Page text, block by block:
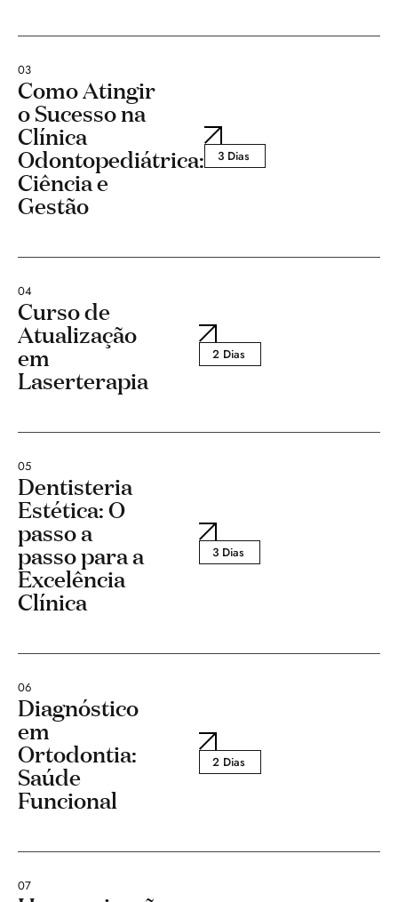
03
Como Atingir
o Sucesso na
Clínica
Odontopediátrica:
Ciência e
Gestão
3 Dias
04
Curso de
Atualização
em
Laserterapia
2 Dias
05
Dentisteria
Estética: O
passo a
passo para a
Excelência
Clínica
3 Dias
06
Diagnóstico
em
Ortodontia:
Saúde
Funcional
2 Dias
07